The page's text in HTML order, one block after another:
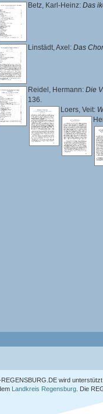
Betz, Karl-Heinz: Das
Linstädt, Axel : Das
Reidel, Hermann: Die
136.
Loers, Veit:
wird
Landkreis Regensburg . Die